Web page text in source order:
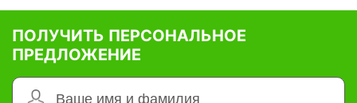
ПОЛУЧИТЬ ПЕРСОНАЛЬНОЕ
ПРЕДЛОЖЕНИЕ